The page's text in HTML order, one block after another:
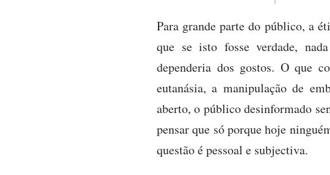
Para grande parte do público, a
que se isto fosse verdade,
dependeria dos gostos. O que
eutanásia, a manipulação de
aberto, o público desinformado
pensar que só porque hoje
questão é pessoal e subjectiva.